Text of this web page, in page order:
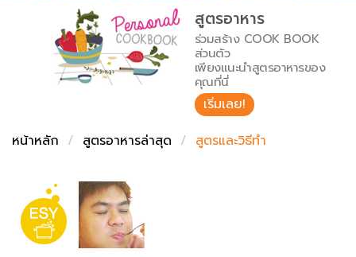
เปรียบเทียบหน่วยการตวง
เปรียบเทียบอุณหภูมิ
เปรียบเทียบน้ำหนักวัตถุดิบ
สร้าง Cookbook
สูตรอาหาร
ร่วมสร้าง COOK BOOK
ส่วนตัว
เพียงแนะนำสูตรอาหารของ
คุณที่นี่
เริ่มเลย!
หน้าหลัก
สูตรอาหารล่าสุด สูตรและวิธีทำ